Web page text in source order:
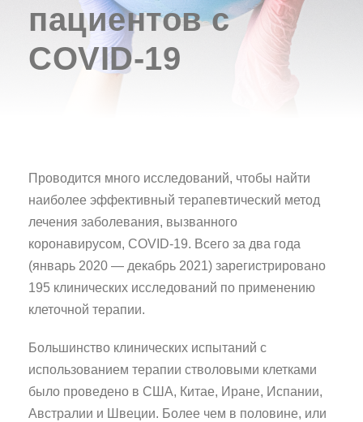
пациентов с
COVID-19
Проводится много исследований, чтобы найти
наиболее эффективный терапевтический метод
лечения заболевания, вызванного
коронавирусом, COVID-19. Всего за два года
(январь 2020 — декабрь 2021) зарегистрировано
195 клинических исследований по применению
клеточной терапии.
Большинство клинических испытаний с
использованием терапии стволовыми клетками
было проведено в США, Китае, Иране, Испании,
Австралии и Швеции. Более чем в половине, или